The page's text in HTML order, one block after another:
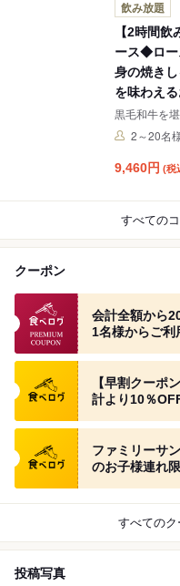
飲み放題
【2時間
ース◆ロー
身の焼き
を味わえ
黒毛和牛を
2～20名
9,460円 (税
すべての
クーポン
食べログプレミア
会計全額から
1名様からご利
食べログ クーポン
【早割クーポ
計より10％
食べログ クーポン
ファミリーサ
のお子様連れ
すべてのク
投稿写真